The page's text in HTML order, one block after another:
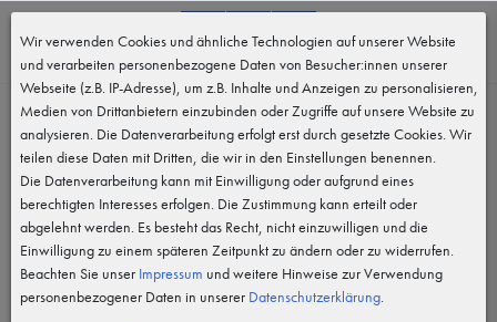
MENÜ
Wir verwenden Cookies und ähnliche Technologien auf unserer Website
und verarbeiten personenbezogene Daten von Besucher:innen unserer
Webseite (z.B. IP-Adresse), um z.B. Inhalte und Anzeigen zu personalisieren,
Medien von Drittanbietern einzubinden oder Zugriffe auf unsere Website zu
analysieren. Die Datenverarbeitung erfolgt erst durch gesetzte Cookies. Wir
teilen diese Daten mit Dritten, die wir in den Einstellungen benennen.
Die Datenverarbeitung kann mit Einwilligung oder aufgrund eines
berechtigten Interesses erfolgen. Die Zustimmung kann erteilt oder
abgelehnt werden. Es besteht das Recht, nicht einzuwilligen und die
Einwilligung zu einem späteren Zeitpunkt zu ändern oder zu widerrufen.
Beachten Sie unser Impressum und weitere Hinweise zur Verwendung
personenbezogener Daten in unserer Daten­schutz­erklärung.